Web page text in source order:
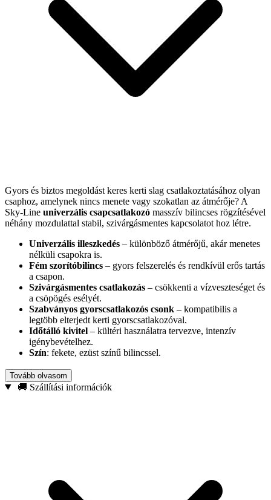
Gyors és biztos megoldást keres kerti slag csatlakoztatásához olyan
csaphoz, amelynek nincs menete vagy szokatlan az átmérője? A
Sky-Line univerzális csapcsatlakozó masszív bilincses rögzítésével
néhány mozdulattal stabil, szivárgásmentes kapcsolatot hoz létre.
Univerzális illeszkedés – különböző átmérőjű, akár menetes
nélküli csapokra is.
Fém szorítóbilincs – gyors felszerelés és rendkívül erős tartás
a csapon.
Szivárgásmentes csatlakozás – csökkenti a vízveszteséget és
a csöpögés esélyét.
Szabványos gyorscsatlakozós csonk – kompatibilis a
legtöbb elterjedt kerti gyorscsatlakozóval.
Időtálló kivitel – kültéri használatra tervezve, intenzív
igénybevételhez.
Szín: fekete, ezüst színű bilincssel.
Ideális kertben, telken, teraszon vagy garázsban lévő csapokhoz,
valamint slagokhoz, locsolópisztolyokhoz és szórófejekhez.
Tovább olvasom
🚚 Szállítási információk